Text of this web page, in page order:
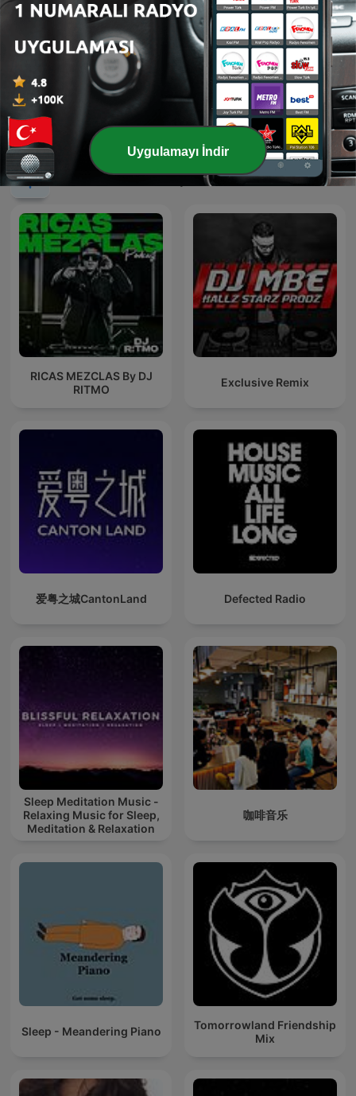
Dj Shinski New Mixes
REGGAE/LOVERSROCK
RIDDIMS
Uluslararası Müzik podcast'leri
RICAS MEZCLAS By DJ
RITMO
Exclusive Remix
爱粤之城CantonLand Defected Radio
Sleep Meditation Music -
Relaxing Music for Sleep,
Meditation & Relaxation
咖啡音乐
Sleep - Meandering Piano
Tomorrowland Friendship
Mix
Uygulamayı İndir